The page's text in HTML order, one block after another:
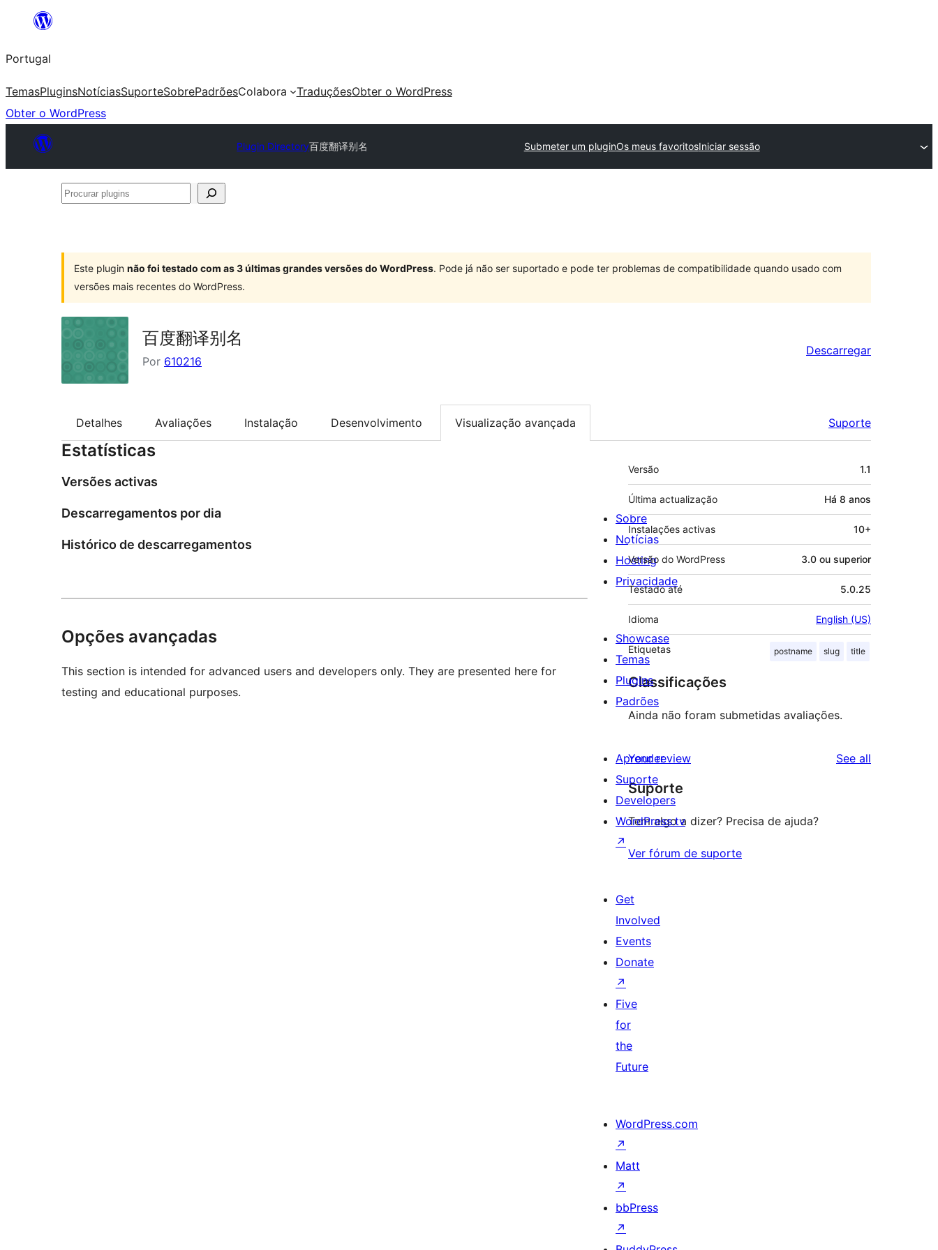
Saltar
o
conteúdo
Portugal
TemasPluginsNotíciasSuporteSobrePadrõesColabora TraduçõesObter o WordPress
Obter o WordPress
Plugin Directory百度翻译别名 Submeter um pluginOs meus favoritosIniciar sessão
Procurar
Este plugin não foi testado com as 3 últimas grandes versões do WordPress. Pode já não ser suportado e pode ter problemas de compatibilidade quando usado com
versões mais recentes do WordPress.
百度翻译别名
Por 610216
Descarregar
Detalhes Avaliações Instalação Desenvolvimento Visualização avançada Suporte
Estatísticas
Versões activas
Descarregamentos por dia
Histórico de descarregamentos
Opções avançadas
This section is intended for advanced users and developers only. They are presented here for
testing and educational purposes.
Metadados
Versão 1.1
Última actualização Há 8 anos
Instalações activas 10+
Versão do WordPress 3.0 ou superior
Testado até 5.0.25
Idioma English (US)
Etiquetas postname slug title
Classificações
Ainda não foram submetidas avaliações.
Your review See all
Suporte
Tem algo a dizer? Precisa de ajuda?
Ver fórum de suporte
Sobre
Notícias
Hosting
Privacidade
Showcase
Temas
Plugins
Padrões
Aprender
Suporte
Developers
WordPress.tv
↗
Get
Involved
Events
Donate
↗
Five
for
the
Future
WordPress.com
↗
Matt
↗
bbPress
↗